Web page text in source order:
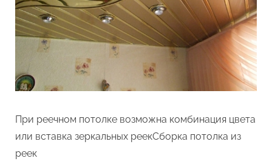
При реечном потолке возможна комбинация цвета
или вставка зеркальных реекСборка потолка из
реек